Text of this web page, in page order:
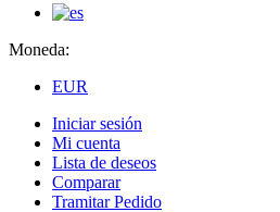
Moneda:
EUR
Iniciar sesión
Mi cuenta
Lista de deseos
Comparar
Tramitar Pedido